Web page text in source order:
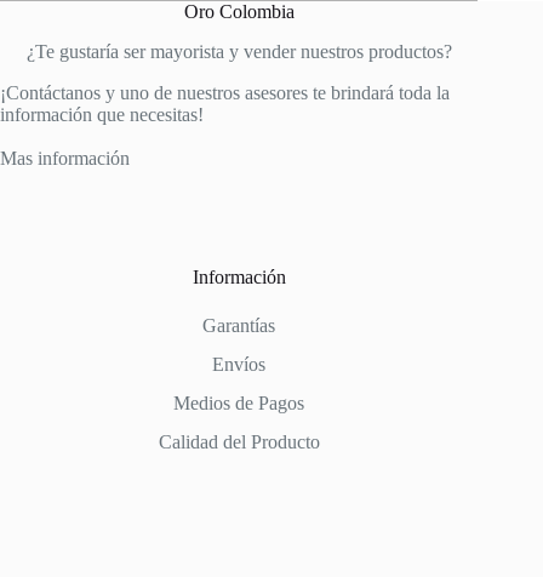
Oro Colombia
¿Te gustaría ser mayorista y vender nuestros productos?
¡Contáctanos y uno de nuestros asesores te brindará toda la
información que necesitas!
Mas información
Información
Garantías
Envíos
Medios de Pagos
Calidad del Producto